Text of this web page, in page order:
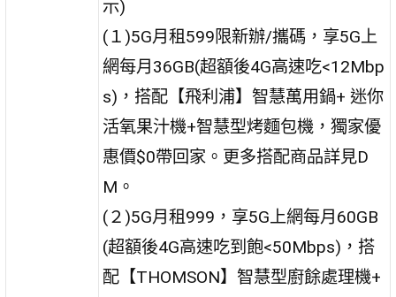
示)
(１)5G月租599限新辦/攜碼，享5G上
網每月36GB(超額後4G高速吃<12Mbp
s)，搭配【飛利浦】智慧萬用鍋+ 迷你
活氧果汁機+智慧型烤麵包機，獨家優
惠價$0帶回家。更多搭配商品詳見D
M。
(２)5G月租999，享5G上網每月60GB
(超額後4G高速吃到飽<50Mbps)，搭
配【THOMSON】智慧型廚餘處理機+